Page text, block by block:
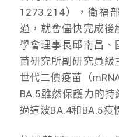
1273.214），衛福
過，就會儘快完成後
學會理事長邱南昌
苗研究所副研究員
世代二價疫苗（
BA.5雖然保護力的
過這波BA.4和BA.5疫